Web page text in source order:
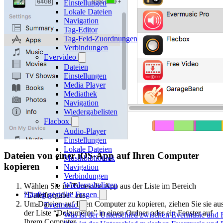
Einstellungen
Lokale Dateien
Navigation
Tag-Editor
Tag-Feld-Zuordnungen
Verbindungen
Evervideo
Dateien
Einstellungen
Media Player
Mediathek
Navigation
Wiedergabelisten
Flacbox
Audio-Player
Einstellungen
Lokale Dateien
Musikbibliothek
Navigation
Verbindungen
Wiedergabelisten
Häufig gestellte Fragen
Evermusic
Was ist der Unterschied zwischen Evermusic und
Dateien von einer iOS-App auf Ihren Computer
kopieren
Wählen Sie in iTunes die App aus der Liste im Bereich
“Dateifreigabe” aus.
Um Dateien auf Ihren Computer zu kopieren, ziehen Sie sie
der Liste “Dokumente” in einen Ordner oder ein Fenster auf